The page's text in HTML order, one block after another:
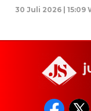
30 Juli 2026 | 15:09